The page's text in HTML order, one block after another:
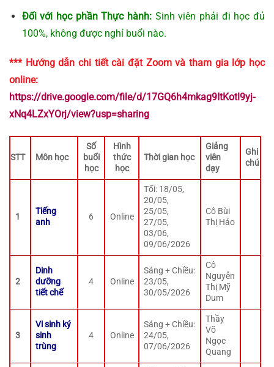
Đối với học phần Thực hành: Sinh viên phải đi học đủ
100%, không được nghỉ buổi nào.
*** Hướng dẫn chi tiết cài đặt Zoom và tham gia lớp học
online:
https://drive.google.com/file/d/17GQ6h4mkag9ItKotl9yj-
xNq4LZxYOrj/view?usp=sharing
STT Môn học
Số
buổi
học
Hình
thức
học
Thời gian học
Giảng
viên
dạy
Ghi
chú
1
Tiếng
anh
6 Online
Tối: 18/05,
20/05,
25/05,
27/05,
03/06,
09/06/2026
Cô Bùi
Thị Hảo
2
Dinh
dưỡng
tiết chế
4 Online
Sáng + Chiều:
23/05,
30/05/2026
Cô
Nguyễn
Thị Mỹ
Dum
3
Vi sinh ký
sinh
trùng
4 Online
Sáng + Chiều:
24/05,
07/06/2026
Thầy
Võ
Ngọc
Quang